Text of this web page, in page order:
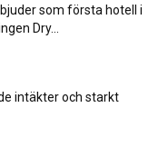
som första hotell i
Dry...
intäkter och starkt